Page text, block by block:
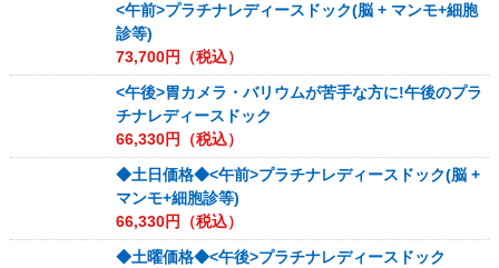
<午前>プラチナレディースドック(脳 + マンモ+細胞
診等)
73,700円（税込）
<午後>胃カメラ・バリウムが苦手な方に!午後のプラ
チナレディースドック
66,330円（税込）
◆土日価格◆<午前>プラチナレディースドック(脳 +
マンモ+細胞診等)
66,330円（税込）
◆土曜価格◆<午後>プラチナレディースドック